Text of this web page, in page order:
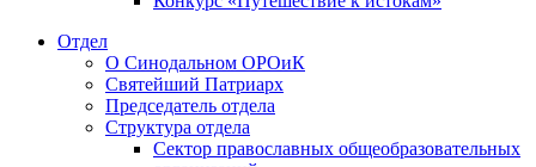
Отдел
О Синодальном ОРОиК
Святейший Патриарх
Председатель отдела
Структура отдела
Сектор православных общеобразовательных